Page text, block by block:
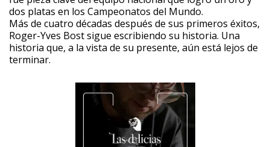
dos platas en los Campeonatos del Mundo.
Más de cuatro décadas después de sus primeros éxitos,
Roger-Yves Bost sigue escribiendo su historia. Una
historia que, a la vista de su presente, aún está lejos de
terminar.